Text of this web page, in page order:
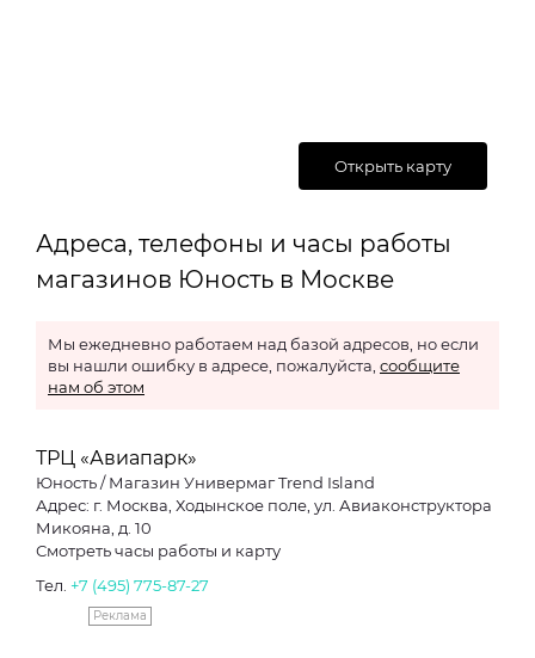
Открыть карту
Адреса, телефоны и часы работы
магазинов Юность в Москве
Мы ежедневно работаем над базой адресов, но если
вы нашли ошибку в адресе, пожалуйста, сообщите
нам об этом
ТРЦ «Авиапарк»
Юность / Магазин Универмаг Trend Island
Адрес: г. Москва, Ходынское поле, ул. Авиаконструктора
Микояна, д. 10
Смотреть часы работы и карту
Тел. +7 (495) 775-87-27
Реклама